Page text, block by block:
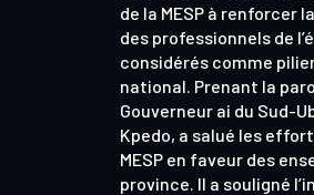
de la MESP à renforcer
des professionnels de
considérés comme
national. Prenant la
Gouverneur ai du Sud-
Kpedo, a salué les
MESP en faveur des
province. Il a souligné